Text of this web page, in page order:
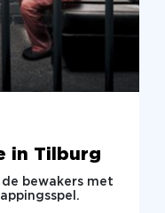
in Tilburg
bewakers met